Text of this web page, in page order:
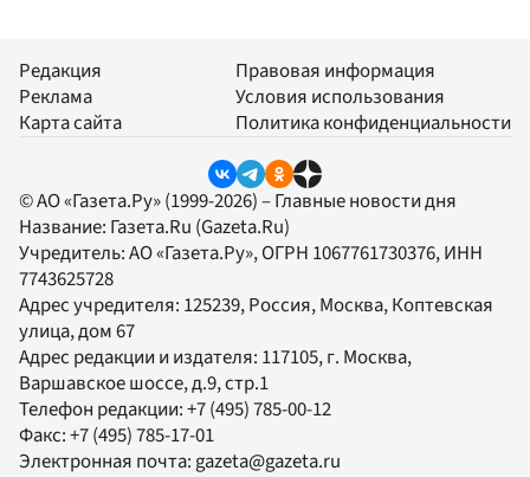
Редакция
Реклама
Карта сайта
Правовая информация
Условия использования
Политика конфиденциальности
© АО «Газета.Ру» (1999-2026) – Главные новости дня
Название: Газета.Ru (Gazeta.Ru)
Учредитель:АО «Газета.Ру», ОГРН 1067761730376, ИНН
7743625728
Адрес учредителя: 125239, Россия, Москва, Коптевская
улица, дом 67
Адрес редакции и издателя: 117105, г. Москва,
Варшавское шоссе, д.9, стр.1
Телефон редакции:+7 (495) 785-00-12
Факс:+7 (495) 785-17-01
Электронная почта: gazeta@gazeta.ru